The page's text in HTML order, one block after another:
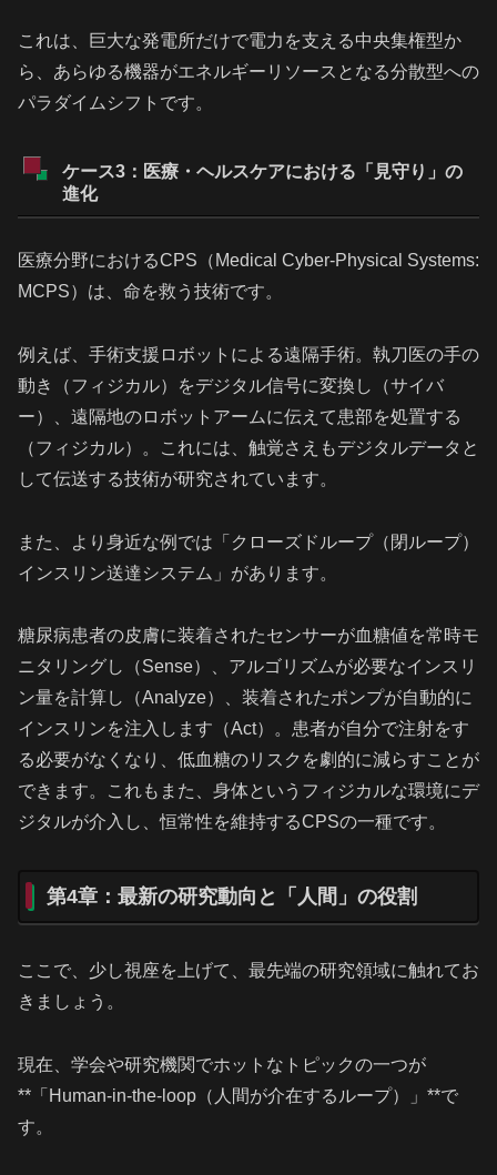
これは、巨大な発電所だけで電力を支える中央集権型か
ら、あらゆる機器がエネルギーリソースとなる分散型への
パラダイムシフトです。
ケース3：医療・ヘルスケアにおける「見守り」の
進化
医療分野におけるCPS（Medical Cyber-Physical Systems:
MCPS）は、命を救う技術です。
例えば、手術支援ロボットによる遠隔手術。執刀医の手の
動き（フィジカル）をデジタル信号に変換し（サイバ
ー）、遠隔地のロボットアームに伝えて患部を処置する
（フィジカル）。これには、触覚さえもデジタルデータと
して伝送する技術が研究されています。
また、より身近な例では「クローズドループ（閉ループ）
インスリン送達システム」があります。
糖尿病患者の皮膚に装着されたセンサーが血糖値を常時モ
ニタリングし（Sense）、アルゴリズムが必要なインスリ
ン量を計算し（Analyze）、装着されたポンプが自動的に
インスリンを注入します（Act）。患者が自分で注射をす
る必要がなくなり、低血糖のリスクを劇的に減らすことが
できます。これもまた、身体というフィジカルな環境にデ
ジタルが介入し、恒常性を維持するCPSの一種です。
第4章：最新の研究動向と「人間」の役割
ここで、少し視座を上げて、最先端の研究領域に触れてお
きましょう。
現在、学会や研究機関でホットなトピックの一つが
**「Human-in-the-loop（人間が介在するループ）」**で
す。